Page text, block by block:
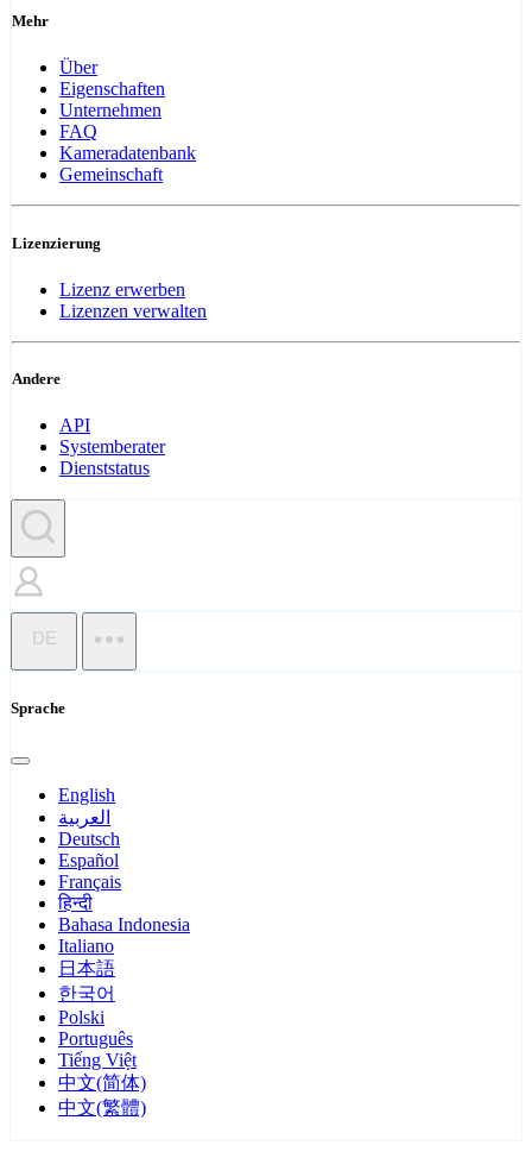
Mehr
Über
Eigenschaften
Unternehmen
FAQ
Kameradatenbank
Gemeinschaft
Lizenzierung
Lizenz erwerben
Lizenzen verwalten
Andere
API
Systemberater
Dienststatus
DE
Sprache
English
العربية
Deutsch
Español
Français
हिन्दी
Bahasa Indonesia
Italiano
日本語
한국어
Polski
Português
Tiếng Việt
中文(简体)
中文(繁體)